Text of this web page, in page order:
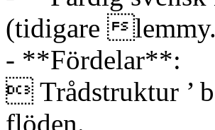
(tidigare
- **Fördelar**:
 Trådstruktur ’
flöden.